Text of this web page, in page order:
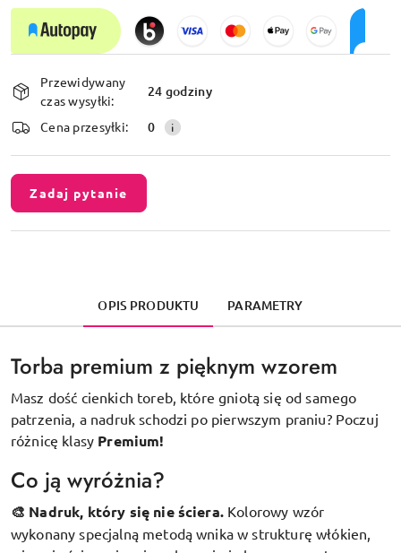
Dostępność
i
dostawa
Przewidywany
czas wysyłki:
24 godziny
Cena przesyłki: 0
Zadaj pytanie
OPIS PRODUKTU PARAMETRY
Torba premium z pięknym wzorem
Masz dość cienkich toreb, które gniotą się od samego
patrzenia, a nadruk schodzi po pierwszym praniu? Poczuj
różnicę klasy Premium!
Co ją wyróżnia?
🎨 Nadruk, który się nie ściera. Kolorowy wzór
wykonany specjalną metodą wnika w strukturę włókien,